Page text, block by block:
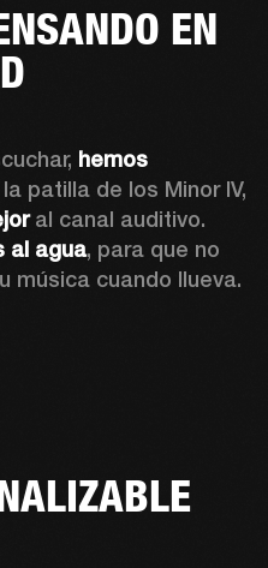
EN
hemos
patilla de los Minor IV,
al canal auditivo.
al agua, para que no
música cuando llueva.